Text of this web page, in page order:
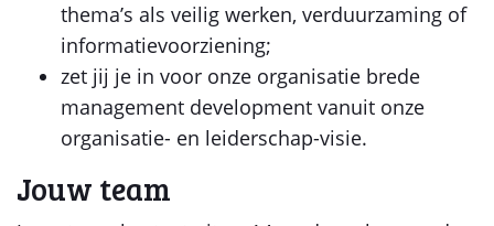
thema’s als veilig werken, verduurzaming of
informatievoorziening;
zet jij je in voor onze organisatie brede
management development vanuit onze
organisatie- en leiderschap-visie.
Jouw team